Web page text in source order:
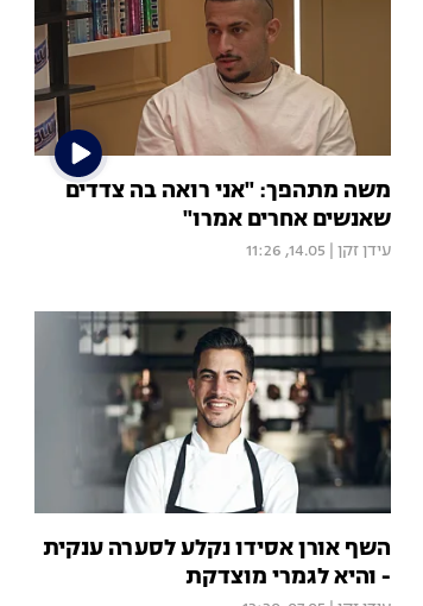
משה מתהפך: "אני רואה בה צדדים
שאנשים אחרים אמרו"
עידן זקן 14.05, 11:26
השף אורן אסידו נקלע לסערה ענקית
- והיא לגמרי מוצדקת